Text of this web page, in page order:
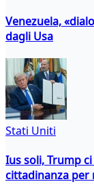
Venezuela,
dagli Usa
Stati Uniti
Ius soli, Trump
cittadinanza per